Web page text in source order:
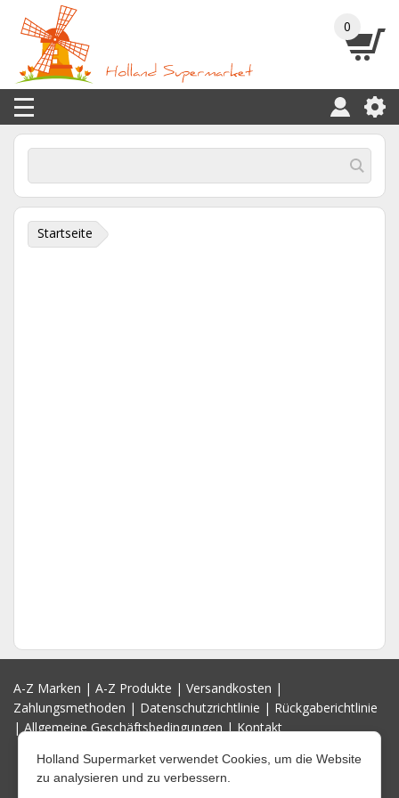
0
Startseite
A-Z Marken | A-Z Produkte | Versandkosten |
Zahlungsmethoden | Datenschutzrichtlinie | Rückgaberichtlinie
|Allgemeine Geschäftsbedingungen|Kontakt
Holland Supermarket verwendet Cookies, um die Website
zu analysieren und zu verbessern.